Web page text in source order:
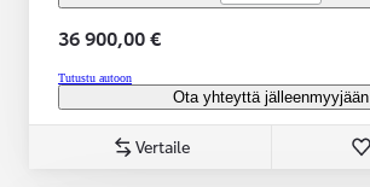
36 900,00 €
Tutustu autoon
Ota yhteyttä jälleenmyyjään
Vertaile